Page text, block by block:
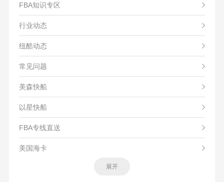
FBA知识专区
行业动态
纽酷动态
常见问题
美森快船
以星快船
FBA专线直送
美国海卡
展开